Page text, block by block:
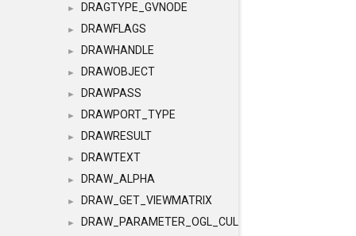
► DRAGTYPE_GVNODE
► DRAWFLAGS
► DRAWHANDLE
► DRAWOBJECT
► DRAWPASS
► DRAWPORT_TYPE
► DRAWRESULT
► DRAWTEXT
► DRAW_ALPHA
► DRAW_GET_VIEWMATRIX
► DRAW_PARAMETER_OGL_CULLING